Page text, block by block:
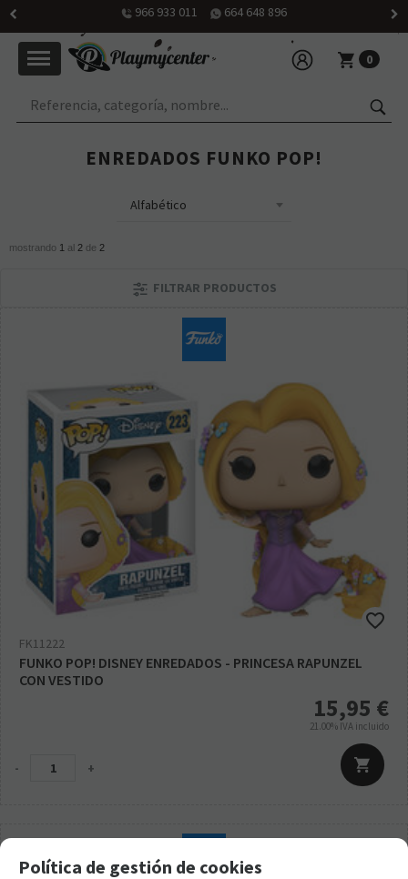
966 933 011 664 648 896
0
ENREDADOS FUNKO POP!
mostrando 1 al 2 de 2
FILTRAR PRODUCTOS
FK11222
FUNKO POP! DISNEY ENREDADOS - PRINCESA RAPUNZEL
CON VESTIDO
15,95 €
21.00% IVA incluido
- +
Política de gestión de cookies